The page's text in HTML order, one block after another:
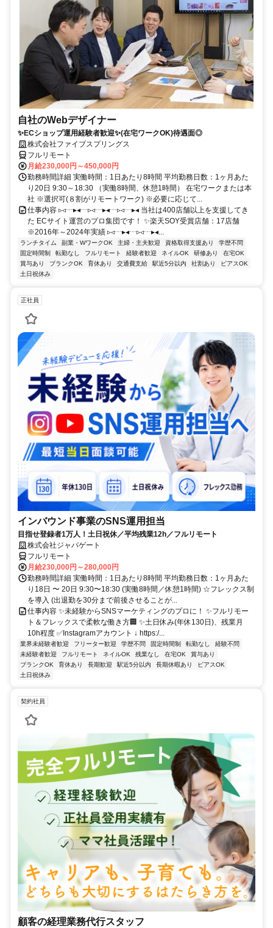
自社のWebデザイナー
✨ECショップ運用経験者歓迎✨(在宅ワークOK)待遇面◎
株式会社ファイブスプリングス
フルリモート
月給230,000円～450,000円
勤務時間詳細 実働時間：1日あたり8時間 平均勤務日数：1ヶ月あた
り20日 9:30～18:30 （実働8時間、休憩1時間） 在宅ワークまたは本
社 ※選択可(８割がリモートワーク) ※必要に応じて...
仕事内容 ▹◃┄▸◂┄▹◃┄▸◂┄▹◃┄▸◂ 当社は400店舗以上を支援してき
た ECサイト運営のプロ集団です！ ✨楽天SOY受賞店舗：17店舗
※2016年～2024年実績 ▹◃┄▸◂┄▹◃┄▸◂...
ランチタイム 副業・WワークOK 主婦・主夫歓迎 資格取得支援あり
学歴不問
固定時間制
転勤なし フルリモート 経験者歓迎 ネイルOK 研修あり
在宅OK
賞与あり
ブランクOK 育休あり 交通費支給 駅近5分以内 社割あり
ピアスOK
土日祝休み
正社員
インバウンド事業のSNS運用担当
目指せ登録者1万人！土日祝休／平均残業12h／フルリモート
株式会社ジャパゲート
フルリモート
月給230,000円～280,000円
勤務時間詳細 実働時間：1日あたり8時間 平均勤務日数：1ヶ月あた
り18日 〜 20日 9:30〜18:30 (実働8時間／休憩1時間) ☆フレックス制
を導入 (出退勤を30分まで前後させることが...
仕事内容 ✨未経験からSNSマーケティングのプロに！ ✨フルリモー
ト＆フレックスで柔軟な働き方🏢 ✨土日休み(年休130日)、残業月
10h程度 ✅Instagramアカウント ↓ https:/...
業界未経験者歓迎 フリーター歓迎 学歴不問 固定時間制 転勤なし
経験不問
未経験者歓迎
フルリモート ネイルOK 残業なし 在宅OK
賞与あり
ブランクOK
育休あり 長期歓迎 駅近5分以内 長期休暇あり
ピアスOK
土日祝休み
契約社員
顧客の経理業務代行スタッフ